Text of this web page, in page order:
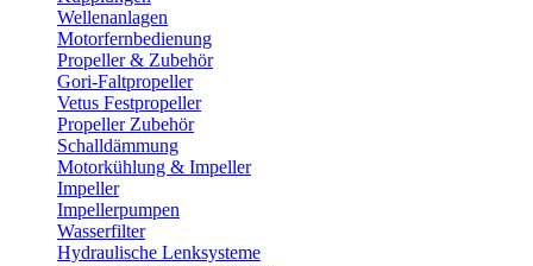
Wellenanlagen
Motorfernbedienung
Propeller & Zubehör
Gori-Faltpropeller
Vetus Festpropeller
Propeller Zubehör
Schalldämmung
Motorkühlung & Impeller
Impeller
Impellerpumpen
Wasserfilter
Hydraulische Lenksysteme